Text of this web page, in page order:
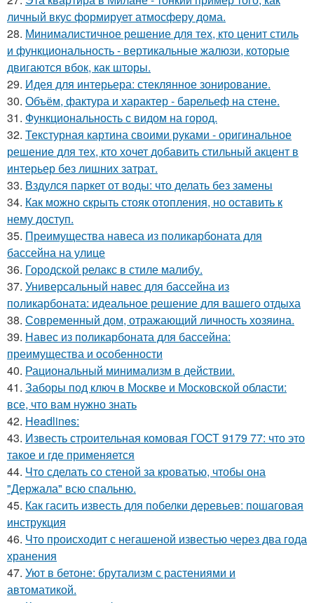
личный вкус формирует атмосферу дома.
28. Минималистичное решение для тех, кто ценит стиль
и функциональность - вертикальные жалюзи, которые
двигаются вбок, как шторы.
29. Идея для интерьера: стеклянное зонирование.
30. Объём, фактура и характер - барельеф на стене.
31. Функциональность с видом на город.
32. Текстурная картина своими руками - оригинальное
решение для тех, кто хочет добавить стильный акцент в
интерьер без лишних затрат.
33. Вздулся паркет от воды: что делать без замены
34. Как можно скрыть стояк отопления, но оставить к
нему доступ.
35. Преимущества навеса из поликарбоната для
бассейна на улице
36. Городской релакс в стиле малибу.
37. Универсальный навес для бассейна из
поликарбоната: идеальное решение для вашего отдыха
38. Современный дом, отражающий личность хозяина.
39. Навес из поликарбоната для бассейна:
преимущества и особенности
40. Рациональный минимализм в действии.
41. Заборы под ключ в Москве и Московской области:
все, что вам нужно знать
42. Headlines:
43. Известь строительная комовая ГОСТ 9179 77: что это
такое и где применяется
44. Что сделать со стеной за кроватью, чтобы она
"Держала" всю спальню.
45. Как гасить известь для побелки деревьев: пошаговая
инструкция
46. Что происходит с негашеной известью через два года
хранения
47. Уют в бетоне: брутализм с растениями и
автоматикой.